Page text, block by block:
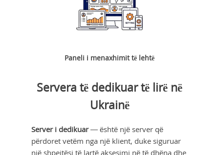
Paneli i menaxhimit të lehtë
Servera të dedikuar të lirë në
Ukrainë
Server i dedikuar— është një server që
përdoret vetëm nga një klient, duke siguruar
një shpejtësi të lartë aksesimi në të dhëna dhe